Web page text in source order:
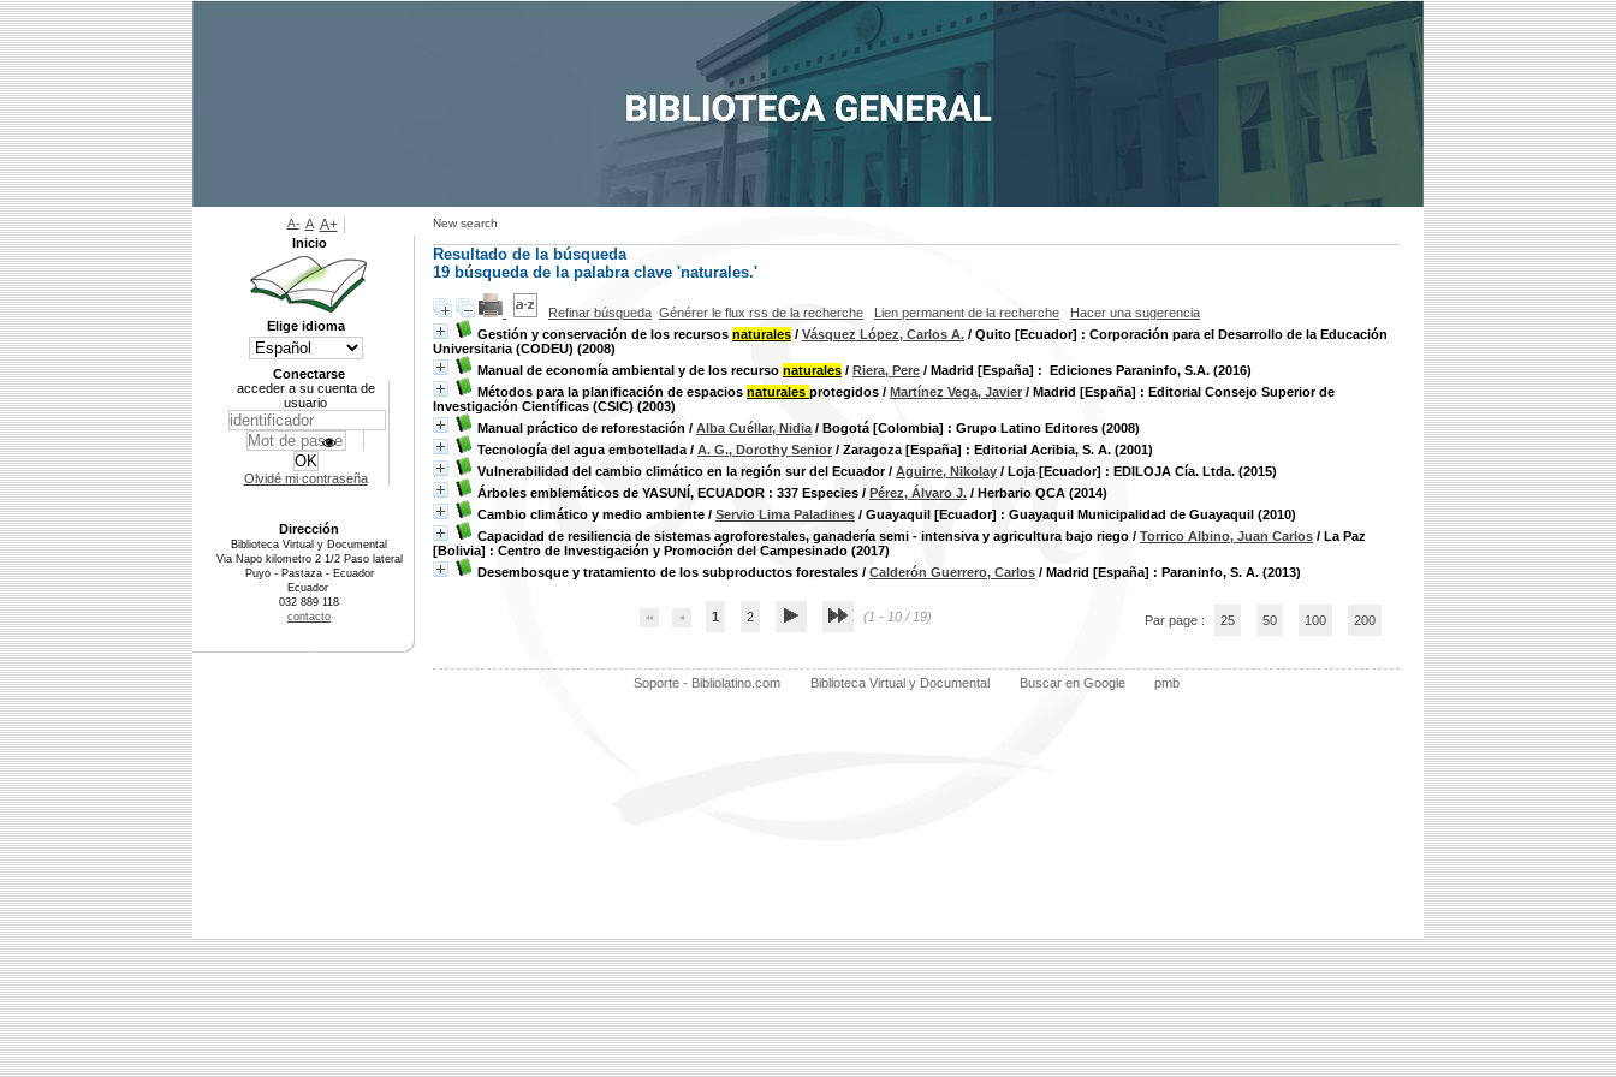
New search
Resultado de la búsqueda
19 búsqueda de la palabra clave 'naturales.'
Refinar búsqueda Générer le flux rss de la recherche Lien permanent de la recherche
Hacer una sugerencia
Gestión y conservación de los recursos naturales / Vásquez López, Carlos A. / Quito [Ecuador] : Corporación para el Desarrollo de la Educación
Universitaria (CODEU) (2008)
Manual de economía ambiental y de los recurso naturales / Riera, Pere / Madrid [España] : ‎ Ediciones Paraninfo, S.A. (2016)
Métodos para la planificación de espacios naturales protegidos / Martínez Vega, Javier / Madrid [España] : Editorial Consejo Superior de
Investigación Científicas (CSIC) (2003)
Manual práctico de reforestación / Alba Cuéllar, Nidia / Bogotá [Colombia] : Grupo Latino Editores (2008)
Tecnología del agua embotellada / A. G., Dorothy Senior / Zaragoza [España] : Editorial Acribia, S. A. (2001)
Vulnerabilidad del cambio climático en la región sur del Ecuador/ Aguirre, Nikolay / Loja [Ecuador] : EDILOJA Cía. Ltda. (2015)
Árboles emblemáticos de YASUNÍ, ECUADOR : 337 Especies / Pérez, Álvaro J. / Herbario QCA (2014)
Cambio climático y medio ambiente / Servio Lima Paladines / Guayaquil [Ecuador] : Guayaquil Municipalidad de Guayaquil (2010)
Capacidad de resiliencia de sistemas agroforestales, ganadería semi - intensiva y agricultura bajo riego / Torrico Albino, Juan Carlos / La Paz
[Bolivia] : Centro de Investigación y Promoción del Campesinado (2017)
Desembosque y tratamiento de los subproductos forestales / Calderón Guerrero, Carlos / Madrid [España] : Paraninfo, S. A. (2013)
1 2 (1 - 10 / 19) Par page : 25 50 100 200
Soporte - Bibliolatino.com Biblioteca Virtual y Documental Buscar en Google pmb
A- A A+
Inicio
Elige idioma
Conectarse
acceder a su cuenta de
usuario
Olvidé mi contraseña
Dirección
Biblioteca Virtual y Documental
Via Napo kilometro 2 1/2 Paso lateral
Puyo - Pastaza - Ecuador
Ecuador
032 889 118
contacto